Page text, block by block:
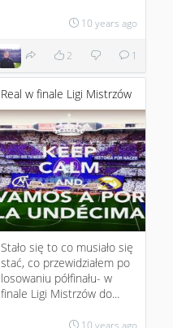
10 years ago
2 1
Real w finale Ligi Mistrzów
Stało się to co musiało się
stać, co przewidziałem po
losowaniu półfinału- w
finale Ligi Mistrzów do...
10 years ago